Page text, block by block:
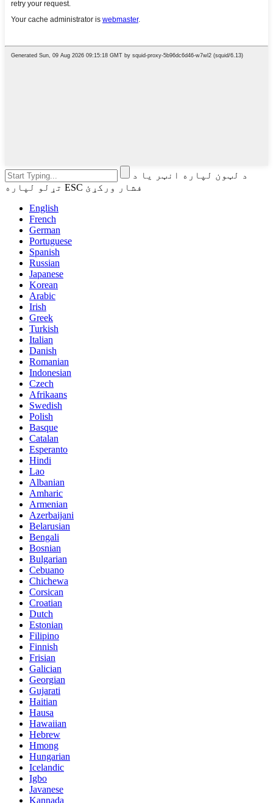
د لټون لپاره انټر یا د
تړلو لپاره ESC فشار ورکړئ
English
French
German
Portuguese
Spanish
Russian
Japanese
Korean
Arabic
Irish
Greek
Turkish
Italian
Danish
Romanian
Indonesian
Czech
Afrikaans
Swedish
Polish
Basque
Catalan
Esperanto
Hindi
Lao
Albanian
Amharic
Armenian
Azerbaijani
Belarusian
Bengali
Bosnian
Bulgarian
Cebuano
Chichewa
Corsican
Croatian
Dutch
Estonian
Filipino
Finnish
Frisian
Galician
Georgian
Gujarati
Haitian
Hausa
Hawaiian
Hebrew
Hmong
Hungarian
Icelandic
Igbo
Javanese
Kannada